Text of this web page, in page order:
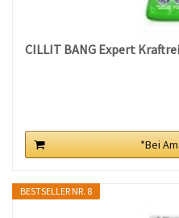
CILLIT BANG Expert
*Bei
BESTSELLER NR. 8